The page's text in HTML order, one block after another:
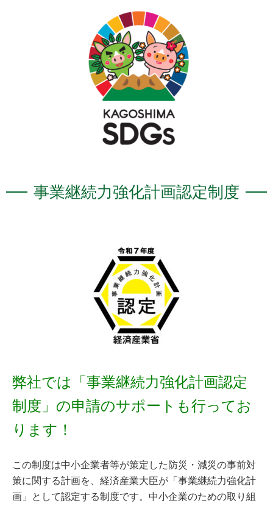
事業継続力強化計画認定制度
弊社では「事業継続力強化計画認定
制度」の申請のサポートも行ってお
ります！
この制度は中小企業者等が策定した防災・減災の事前対
策に関する計画を、経済産業大臣が「事業継続力強化計
画」として認定する制度です。中小企業のための取り組